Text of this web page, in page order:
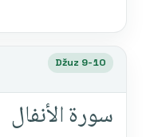
Džuz 9-10
سورة الأنفال